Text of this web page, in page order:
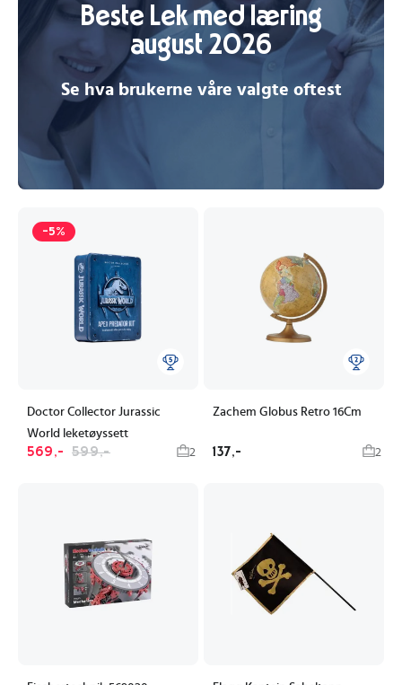
Beste Lek med læring
august 2026
Se hva brukerne våre valgte oftest
-5%
Doctor Collector Jurassic
World leketøyssett
569,- 599,- 2
Zachem Globus Retro 16Cm
137,- 2